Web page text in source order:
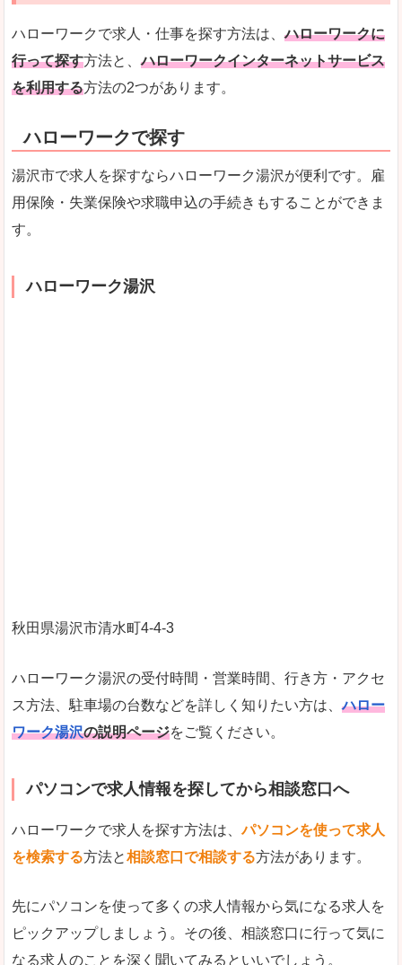
ハローワークで求人・仕事を探す方法は、ハローワークに
行って探す方法と、ハローワークインターネットサービス
を利用する方法の2つがあります。
ハローワークで探す
湯沢市で求人を探すならハローワーク湯沢が便利です。雇
用保険・失業保険や求職申込の手続きもすることができま
す。
ハローワーク湯沢
秋田県湯沢市清水町4‐4‐3
ハローワーク湯沢の受付時間・営業時間、行き方・アクセ
ス方法、駐車場の台数などを詳しく知りたい方は、ハロー
ワーク湯沢の説明ページをご覧ください。
パソコンで求人情報を探してから相談窓口へ
ハローワークで求人を探す方法は、パソコンを使って求人
を検索する方法と相談窓口で相談する方法があります。
先にパソコンを使って多くの求人情報から気になる求人を
ピックアップしましょう。その後、相談窓口に行って気に
なる求人のことを深く聞いてみるといいでしょう。